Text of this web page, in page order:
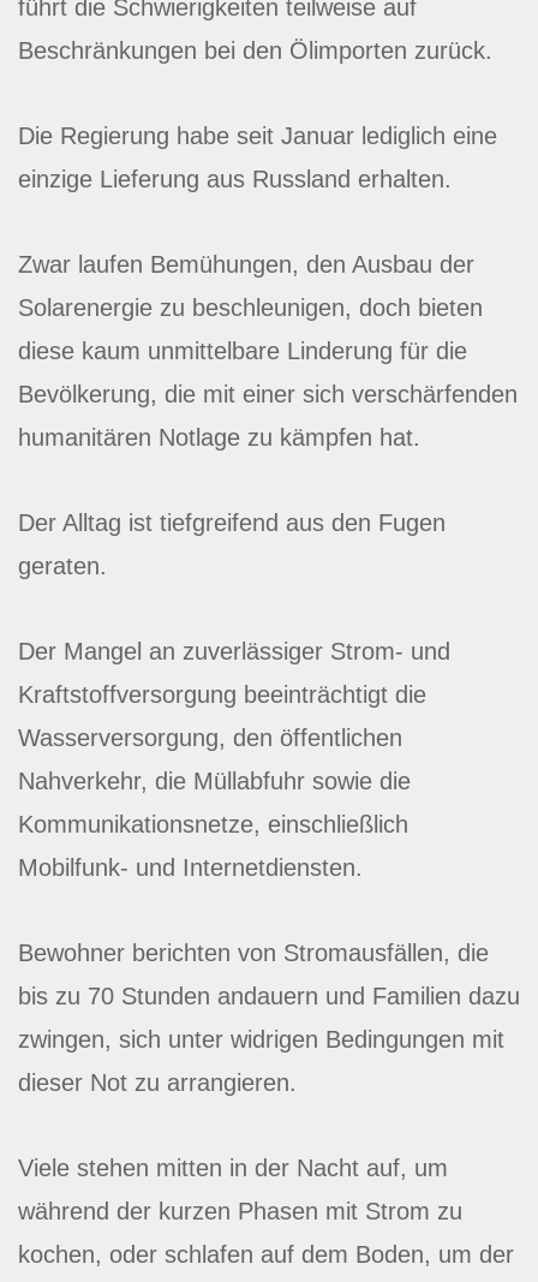
führt die Schwierigkeiten teilweise auf
Beschränkungen bei den Ölimporten zurück.
Die Regierung habe seit Januar lediglich eine
einzige Lieferung aus Russland erhalten.
Zwar laufen Bemühungen, den Ausbau der
Solarenergie zu beschleunigen, doch bieten
diese kaum unmittelbare Linderung für die
Bevölkerung, die mit einer sich verschärfenden
humanitären Notlage zu kämpfen hat.
Der Alltag ist tiefgreifend aus den Fugen
geraten.
Der Mangel an zuverlässiger Strom- und
Kraftstoffversorgung beeinträchtigt die
Wasserversorgung, den öffentlichen
Nahverkehr, die Müllabfuhr sowie die
Kommunikationsnetze, einschließlich
Mobilfunk- und Internetdiensten.
Bewohner berichten von Stromausfällen, die
bis zu 70 Stunden andauern und Familien dazu
zwingen, sich unter widrigen Bedingungen mit
dieser Not zu arrangieren.
Viele stehen mitten in der Nacht auf, um
während der kurzen Phasen mit Strom zu
kochen, oder schlafen auf dem Boden, um der